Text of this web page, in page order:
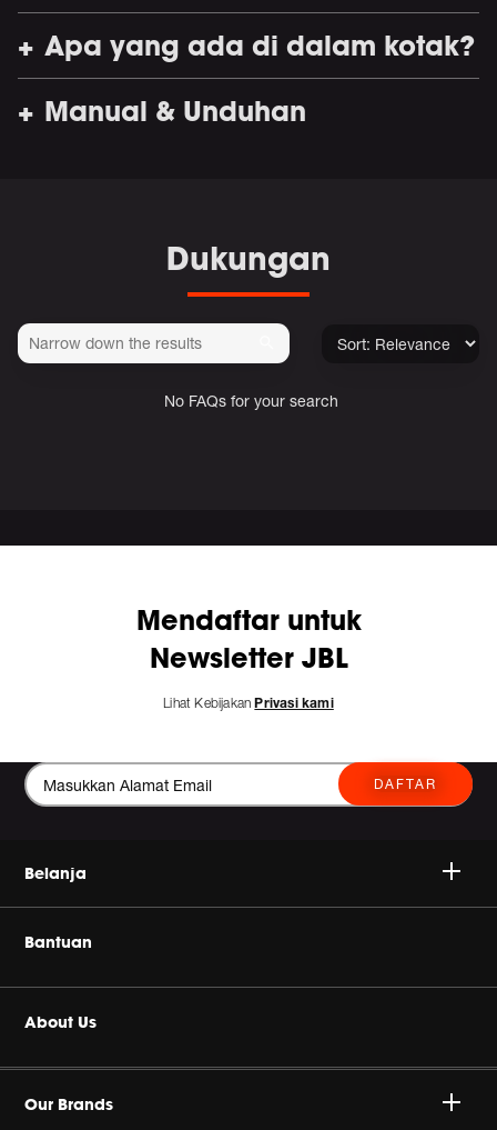
Apa yang ada di dalam kotak?
Manual & Unduhan
Dukungan
No FAQs for your search
Mendaftar untuk
Newsletter JBL
Lihat KebijakanPrivasi kami
DAFTAR
Belanja
Nirkabel
Headphone
Headset & Headphone Gaming Terbaik
Bantuan
Beli Produk Asli
Dealer resmi
About Us
Our Brands